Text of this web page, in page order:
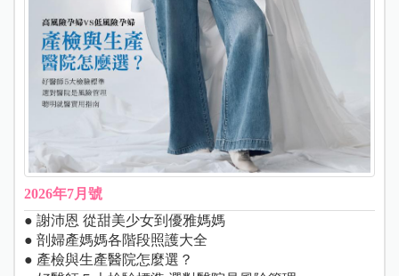
2026年7月號
● 謝沛恩 從甜美少女到優雅媽媽
● 剖婦產媽媽各階段照護大全
● 產檢與生產醫院怎麼選？